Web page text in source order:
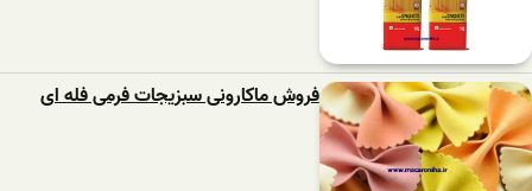
فروش ماکارونی سبزیجات فرمی فله ای